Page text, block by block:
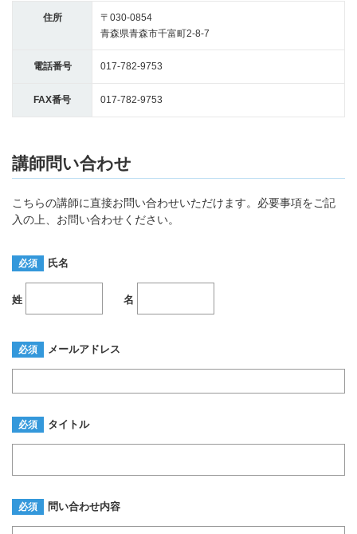
住所
〒030-0854
青森県青森市千富町2-8-7
電話番号 017-782-9753
FAX番号 017-782-9753
講師問い合わせ
こちらの講師に直接お問い合わせいただけます。必要事項をご記
入の上、お問い合わせください。
必須 氏名
姓 名
必須 メールアドレス
必須 タイトル
必須 問い合わせ内容